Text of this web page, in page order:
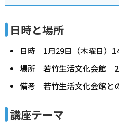
日時と場所
日時 1月29日（木曜日）
場所 若竹生活文化会館
備考 若竹生活文化会館と
講座テーマ